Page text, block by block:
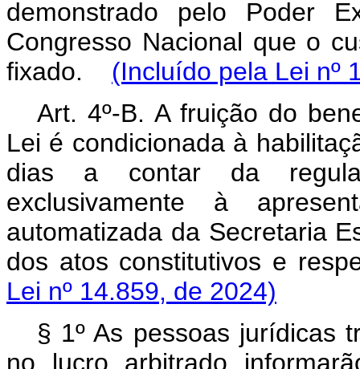
demonstrado pelo Poder
Congresso Nacional que o
fixado. (Incluído pela Lei nº
Art. 4º-B. A fruição do
Lei é condicionada à
dias a contar da
exclusivamente à
automatizada da Secretaria
dos atos constitutivos e
Lei nº 14.859, de 2024)
§ 1º As pessoas jurídicas
no lucro arbitrado